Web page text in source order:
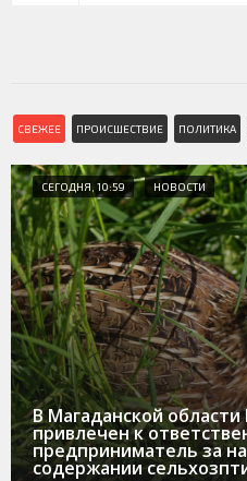
СВЕЖЕЕ ПРОИСШЕСТВИЕ ПОЛИТИКА
СЕГОДНЯ, 10:59 НОВОСТИ
В Магаданской
привлечен к
предприниматель за
содержании